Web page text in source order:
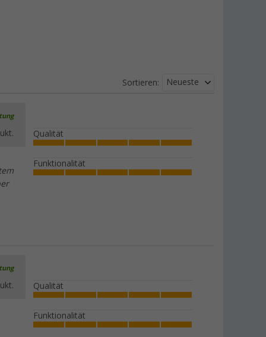
Sortieren: Neueste
Qualität
Funktionalität
Qualität
Funktionalität